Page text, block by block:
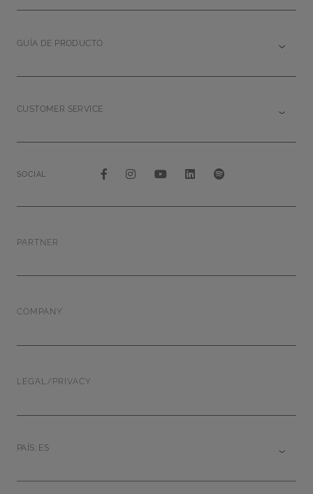
GUÍA DE PRODUCTO
CUSTOMER SERVICE
SOCIAL
PARTNER
COMPANY
LEGAL/PRIVACY
PAÍS: ES